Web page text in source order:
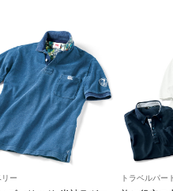
シャツ
トレーナー／
セーター／カ
ー トラベルパー